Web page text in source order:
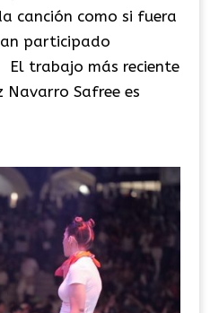
canción como si fuera
participado
trabajo más reciente
Navarro Safree es